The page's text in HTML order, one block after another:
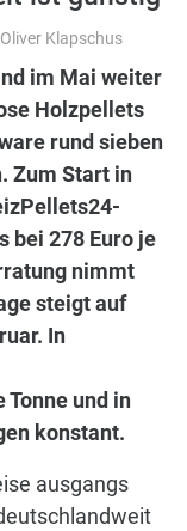
Oliver Klapschus
im Mai weiter
Holzpellets
rund sieben
Zum Start in
bei 278 Euro je
nimmt
steigt auf
In
und in
konstant.
ausgangs